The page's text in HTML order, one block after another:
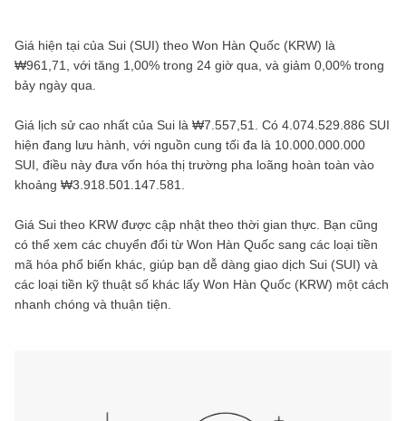
Giá hiện tại của Sui (SUI) theo Won Hàn Quốc (KRW) là
₩961,71
, với tăng 1,00% trong 24 giờ qua, và giảm 0,00% trong
bảy ngày qua.
Giá lịch sử cao nhất của Sui là ₩7.557,51 . Có 4.074.529.886 SUI
hiện đang lưu hành, với nguồn cung tối đa là 10.000.000.000
SUI , điều này đưa vốn hóa thị trường pha loãng hoàn toàn vào
khoảng ₩3.918.501.147.581
Giá Sui theo KRW được cập nhật theo thời gian thực. Bạn cũng
có thể xem các chuyển đổi từ Won Hàn Quốc sang các loại tiền
mã hóa phổ biến khác, giúp bạn dễ dàng giao dịch Sui (SUI) và
các loại tiền kỹ thuật số khác lấy Won Hàn Quốc (KRW) một cách
nhanh chóng và thuận tiện.